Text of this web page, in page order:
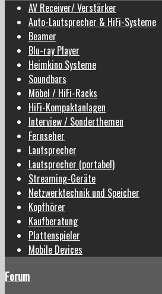
AV Receiver/ Verstärker
Auto-Lautsprecher & HiFi-Systeme
Beamer
Blu-ray Player
Heimkino Systeme
Soundbars
Möbel / HiFi-Racks
HiFi-Kompaktanlagen
Interview / Sonderthemen
Fernseher
Lautsprecher
Lautsprecher (portabel)
Streaming-Geräte
Netzwerktechnik und Speicher
Kopfhörer
Kaufberatung
Plattenspieler
Mobile Devices
Forum